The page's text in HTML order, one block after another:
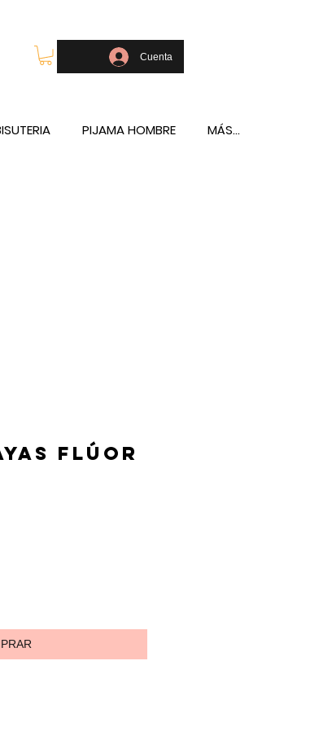
Cuenta
PIJAMA HOMBRE MÁS...
flúor